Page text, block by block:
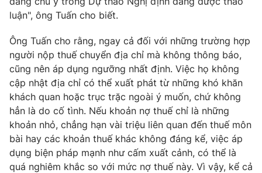
luận", ông Tuấn cho biết.
Ông Tuấn cho rằng, ngay cả đối với những trường hợp
người nộp thuế chuyển địa chỉ mà không thông báo,
cũng nên áp dụng ngưỡng nhất định. Việc họ không
cập nhật địa chỉ có thể xuất phát từ những khó khăn
khách quan hoặc trục trặc ngoài ý muốn, chứ không
hẳn là do cố tình. Nếu khoản nợ thuế chỉ là những
khoản nhỏ, chẳng hạn vài triệu liên quan đến thuế môn
bài hay các khoản thuế khác không đáng kể, việc áp
dụng biện pháp mạnh như cấm xuất cảnh, có thể là
quá nghiêm khắc so với mức nợ thuế này. Vì vậy, kể cả